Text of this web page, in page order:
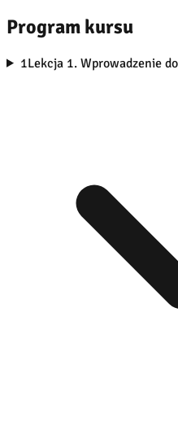
Program kursu
1Lekcja 1. Wprowadzenie